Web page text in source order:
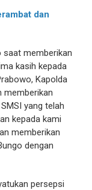
dan
saat memberikan
kasih kepada
Kapolda
memberikan
yang telah
kepada kami
memberikan
dengan
persepsi